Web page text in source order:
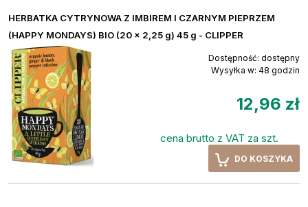
HERBATKA CYTRYNOWA Z IMBIREM I CZARNYM PIEPRZEM
(HAPPY MONDAYS) BIO (20 x 2,25 g) 45 g - CLIPPER
Dostępność: dostępny
Wysyłka w: 48 godzin
12,96 zł
cena brutto z VAT za szt.
DO KOSZYKA